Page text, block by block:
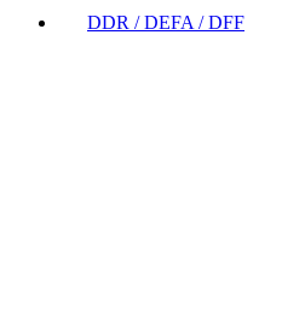
DDR / DEFA / DFF